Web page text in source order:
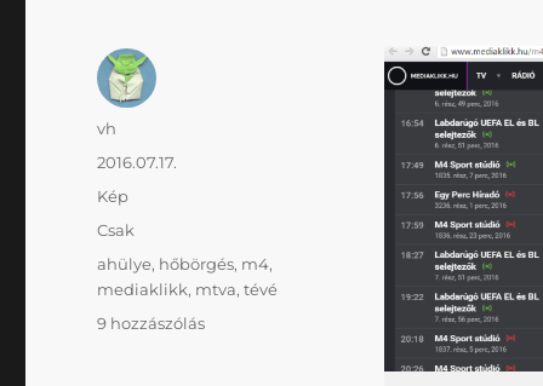
Szerző
vh
Közzétéve
2016.07.17.
Forma
Kép
Kategória
Csak
Címke
ahülye, hőbörgés, m4,
mediaklikk, mtva,tévé
9 hozzászólásA